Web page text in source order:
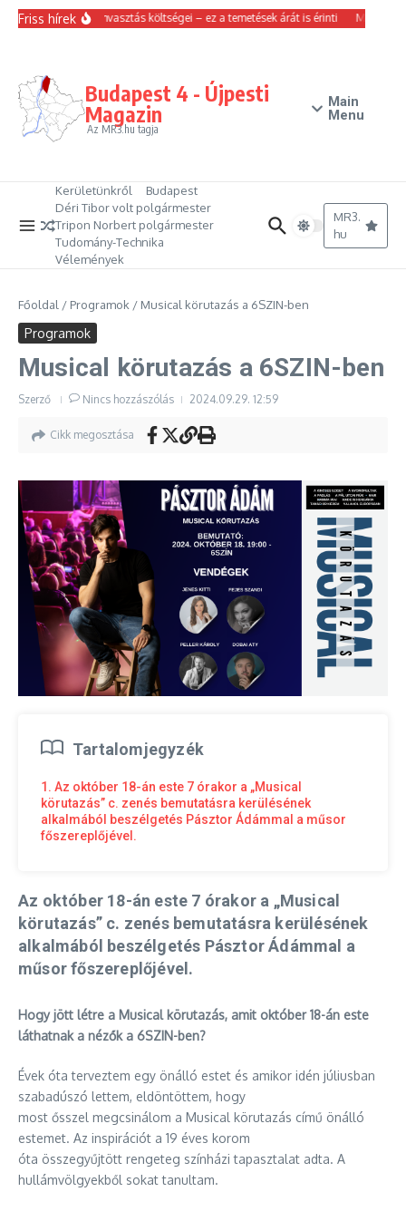
Ugrás a tartalomhoz
Friss hírek
Emelkedtek a hamvasztás költségei – ez a temetések árát is érinti Magyar
Budapest 4 - Újpesti
Magazin
Az MR3.hu tagja
Main
Menu
Kerületünkről
Budapest
Déri Tibor volt polgármester
Tripon Norbert polgármester
Tudomány-Technika
Vélemények
MR3.
hu
Főoldal / Programok / Musical körutazás a 6SZIN-ben
Programok
Musical körutazás a 6SZIN-ben
Szerző Nincs hozzászólás 2024.09.29. 12:59
Cikk megosztása
Tartalomjegyzék
1. Az október 18-án este 7 órakor a „Musical
körutazás” c. zenés bemutatásra kerülésének
alkalmából beszélgetés Pásztor Ádámmal a műsor
főszereplőjével.
Az október 18-án este 7 órakor a „Musical
körutazás” c. zenés bemutatásra kerülésének
alkalmából beszélgetés Pásztor Ádámmal a
műsor főszereplőjével.
Hogy jött létre a Musical körutazás, amit október 18-án este
láthatnak a nézők a 6SZIN-ben?
Évek óta terveztem egy önálló estet és amikor idén júliusban
szabadúszó lettem, eldöntöttem, hogy
most ősszel megcsinálom a Musical körutazás című önálló
estemet. Az inspirációt a 19 éves korom
óta összegyűjtött rengeteg színházi tapasztalat adta. A
hullámvölgyekből sokat tanultam.